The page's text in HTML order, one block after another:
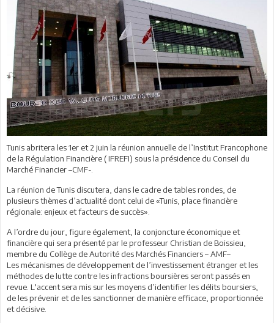
Tunis abritera les 1er et 2 juin la réunion annuelle de l’Institut Francophone
de la Régulation Financière ( IFREFI) sous la présidence du Conseil du
Marché Financier –CMF-.
La réunion de Tunis discutera, dans le cadre de tables rondes, de
plusieurs thèmes d’actualité dont celui de «Tunis, place financière
régionale: enjeux et facteurs de succès».
A l’ordre du jour, figure également, la conjoncture économique et
financière qui sera présenté par le professeur Christian de Boissieu,
membre du Collège de Autorité des Marchés Financiers – AMF–
Les mécanismes de développement de l’investissement étranger et les
méthodes de lutte contre les infractions boursières seront passés en
revue. L'accent sera mis sur les moyens d’identifier les délits boursiers,
de les prévenir et de les sanctionner de manière efficace, proportionnée
et décisive.